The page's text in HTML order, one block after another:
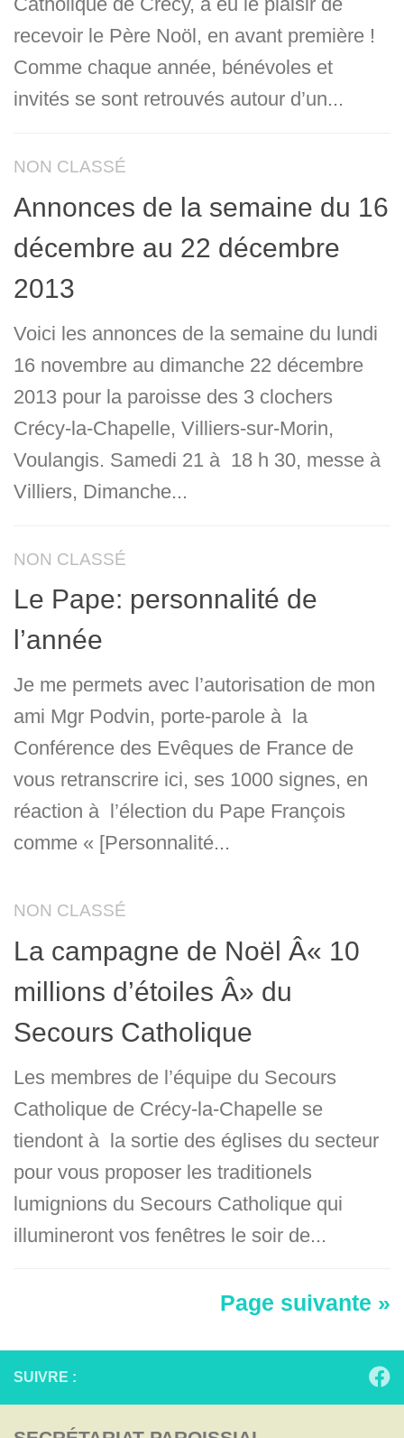
recevoir le Père Noöl, en avant première !
Comme chaque année, bénévoles et
invités se sont retrouvés autour d’un...
NON CLASSÉ
Annonces de la semaine du 16
décembre au 22 décembre
2013
Voici les annonces de la semaine du lundi
16 novembre au dimanche 22 décembre
2013 pour la paroisse des 3 clochers
Crécy-la-Chapelle, Villiers-sur-Morin,
Voulangis. Samedi 21 à 18 h 30, messe à
Villiers, Dimanche...
NON CLASSÉ
Le Pape: personnalité de
l’année
Je me permets avec l’autorisation de mon
ami Mgr Podvin, porte-parole à la
Conférence des Evêques de France de
vous retranscrire ici, ses 1000 signes, en
réaction à l’élection du Pape François
comme « [Personnalité...
NON CLASSÉ
La campagne de Noël Â« 10
millions d’étoiles Â» du
Secours Catholique
Les membres de l’équipe du Secours
Catholique de Crécy-la-Chapelle se
tiendont à la sortie des églises du secteur
pour vous proposer les traditionels
lumignions du Secours Catholique qui
illumineront vos fenêtres le soir de...
Page suivante »
SUIVRE :